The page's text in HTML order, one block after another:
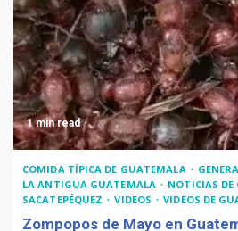
Recetas
Adiós
1 min read
COMIDA TÍPICA DE GUATEMALA
LA ANTIGUA GUATEMALA
NOTICIAS
SACATEPÉQUEZ
VIDEOS VIDEOS DE
Zompopos de Mayo en